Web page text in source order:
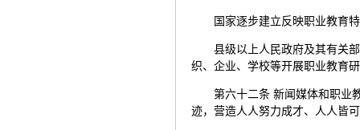
国家逐步建立反映职业教育
县级以上人民政府及其有关
织、企业、学校等开展职业教育
第六十二条 新闻媒体和职业
迹，营造人人努力成才、人人皆